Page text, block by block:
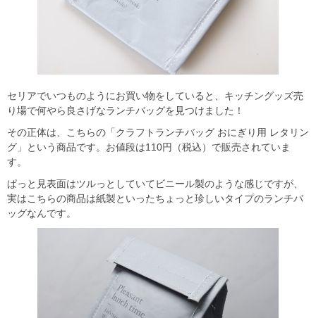
セリアでいつものようにお買い物をしていると、キッチングッズ売
り場で何やら良さげなランチバッグを見つけました！
その正体は、こちらの「クラフトランチバッグ おにぎり用 レタリン
グ」という商品です。お値段は110円（税込）で販売されていま
す。
ぱっと見表面はツルっとしていてビニール製のような感じですが、
実はこちらの商品は紙製といったちょっと珍しいタイプのランチバ
ッグなんです。